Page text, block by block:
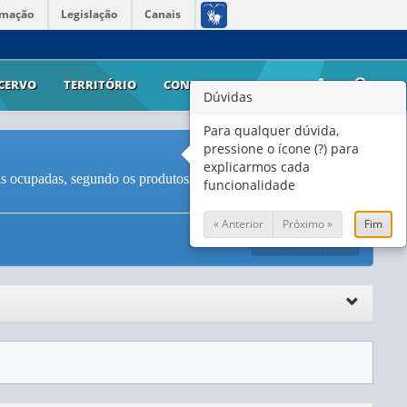
Legislação Canais
TERRITÓRIO CONTATO AJUDA
segundo os produtos/serviços prestados (
Dúvidas
Para qualquer dúvida,
pressione o ícone (?) para
explicarmos cada
funcionalidade
« Anterior Próximo » Fim